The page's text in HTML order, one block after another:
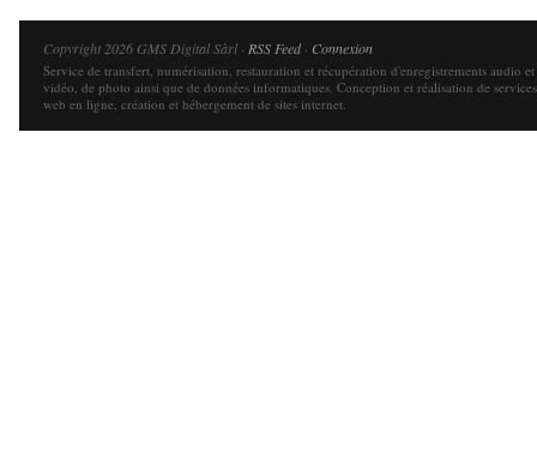
Copyright 2026 GMS Digital Sàrl · RSS Feed· Connexion
Service de transfert, numérisation, restauration et récupération d'enregistrements audio et
vidéo, de photo ainsi que de données informatiques. Conception et réalisation de services
web en ligne, création et hébergement de sites internet.